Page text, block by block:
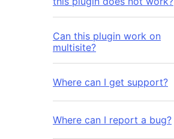
Can this plugin work on
multisite?
Where can I get support?
Where can I report a bug?